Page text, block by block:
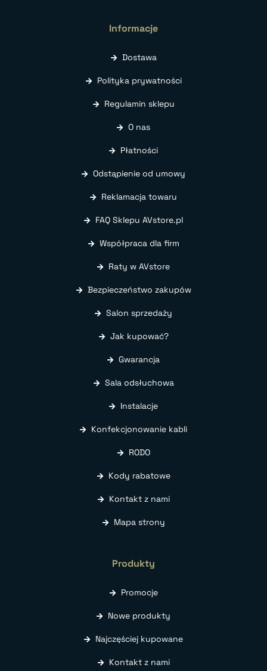
Informacje
Dostawa
Polityka prywatności
Regulamin sklepu
O nas
Płatności
Odstąpienie od umowy
Reklamacja towaru
FAQ Sklepu AVstore.pl
Współpraca dla firm
Raty w AVstore
Bezpieczeństwo zakupów
Salon sprzedaży
Jak kupować?
Gwarancja
Sala odsłuchowa
Instalacje
Konfekcjonowanie kabli
RODO
Kody rabatowe
Kontakt z nami
Mapa strony
Produkty
Promocje
Nowe produkty
Najczęściej kupowane
Kontakt z nami